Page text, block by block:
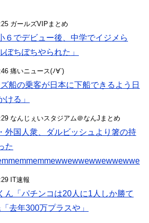
ガールズVIPまとめ
でデビュー後、中学でイジメら
ちぼちやられた」
痛いニュース(ﾉ∀`)
船の乗客が日本に下船できるよう日
ける」
なんじぇいスタジアム＠なんJまとめ
外国人衆、ダルビッシュより箸の持
た
IT速報
ん「パチンコは20人に1人しか勝て
去年300万プラスや」